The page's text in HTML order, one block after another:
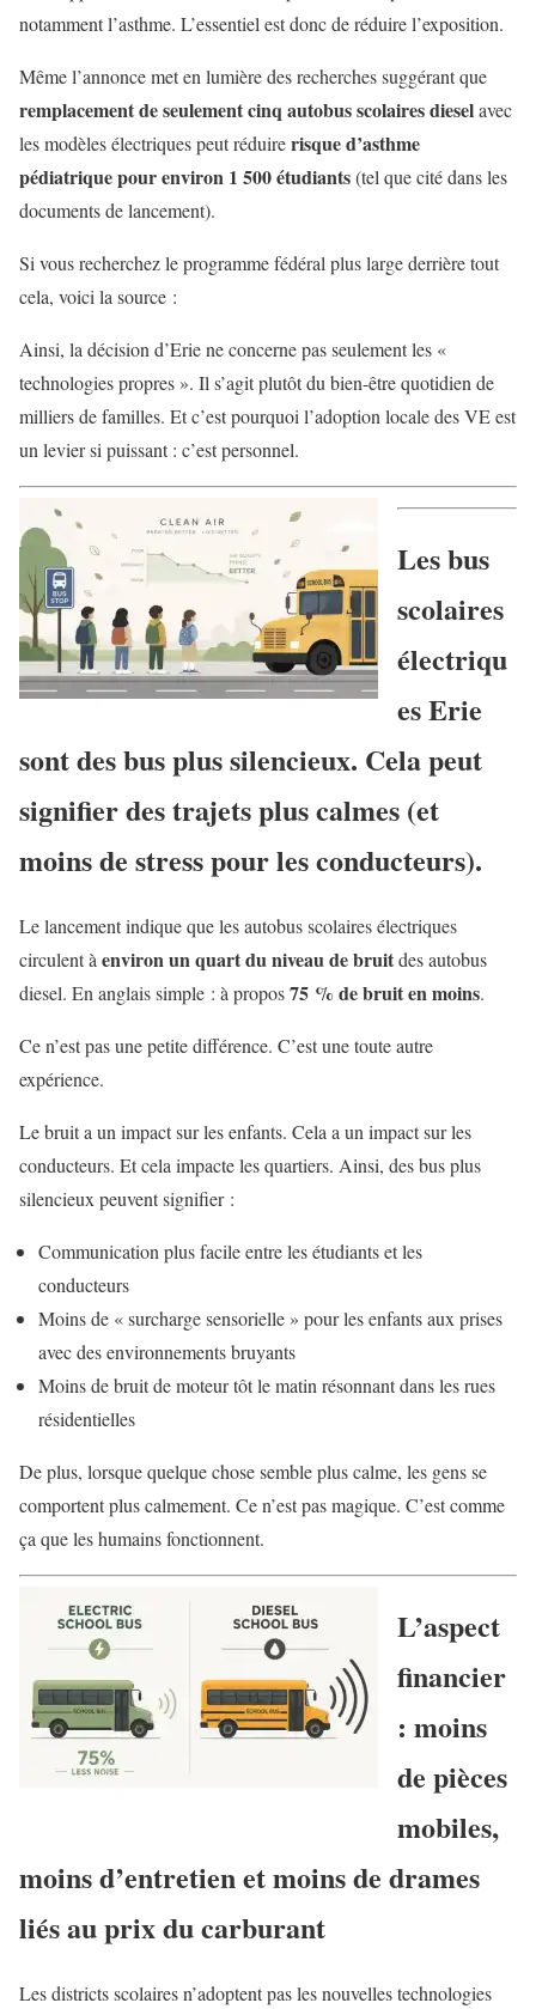
notamment l’asthme. L’essentiel est donc de réduire l’exposition.
Même l’annonce met en lumière des recherches suggérant que
remplacement de seulement cinq autobus scolaires dieselavec
les modèles électriques peut réduirerisque d’asthme
pédiatrique pour environ 1 500 étudiants(tel que cité dans les
documents de lancement).
Si vous recherchez le programme fédéral plus large derrière tout
cela, voici la source :
Ainsi, la décision d’Erie ne concerne pas seulement les «
technologies propres ». Il s’agit plutôt du bien-être quotidien de
milliers de familles. Et c’est pourquoi l’adoption locale des VE est
un levier si puissant : c’est personnel.
Les bus
scolaires
électriqu
es Erie
sont des bus plus silencieux. Cela peut
signifier des trajets plus calmes (et
moins de stress pour les conducteurs).
Le lancement indique que les autobus scolaires électriques
circulent à environ un quart du niveau de bruitdes autobus
diesel. En anglais simple : à propos75 % de bruit en moins.
Ce n’est pas une petite différence. C’est une toute autre
expérience.
Le bruit a un impact sur les enfants. Cela a un impact sur les
conducteurs. Et cela impacte les quartiers. Ainsi, des bus plus
silencieux peuvent signifier :
Communication plus facile entre les étudiants et les
conducteurs
Moins de « surcharge sensorielle » pour les enfants aux prises
avec des environnements bruyants
Moins de bruit de moteur tôt le matin résonnant dans les rues
résidentielles
De plus, lorsque quelque chose semble plus calme, les gens se
comportent plus calmement. Ce n’est pas magique. C’est comme
ça que les humains fonctionnent.
L’aspect
financier
: moins
de pièces
mobiles,
moins d’entretien et moins de drames
liés au prix du carburant
Les districts scolaires n’adoptent pas les nouvelles technologies